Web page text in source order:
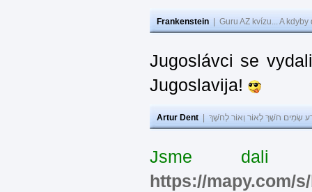
Frankenstein Guru AZ kvízu... A
Jugoslávci se
Jugoslavija!
Artur Dent שָׂמִים חֹשֶׁךְ לְאוֹר וְאוֹר לְחֹשֶׁךְ
Jsme dali
https://mapy.com/